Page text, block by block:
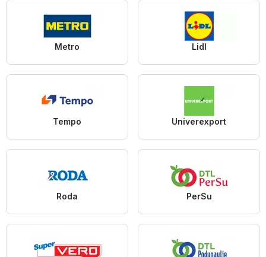
Metro Lidl
Tempo Univerexport
Roda PerSu